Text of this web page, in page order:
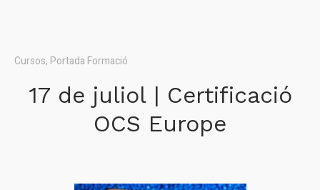
Cursos, Portada Formació
17 de juliol | Certificació
OCS Europe